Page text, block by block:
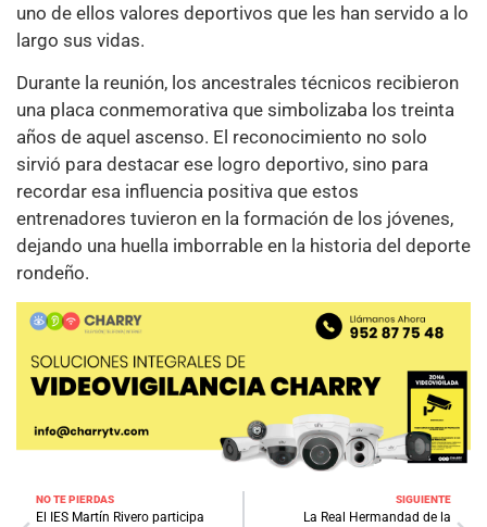
uno de ellos valores deportivos que les han servido a lo
largo sus vidas.
Durante la reunión, los ancestrales técnicos recibieron
una placa conmemorativa que simbolizaba los treinta
años de aquel ascenso. El reconocimiento no solo
sirvió para destacar ese logro deportivo, sino para
recordar esa influencia positiva que estos
entrenadores tuvieron en la formación de los jóvenes,
dejando una huella imborrable en la historia del deporte
rondeño.
NO TE PIERDAS
El IES Martín Rivero participa
SIGUIENTE
La Real Hermandad de la